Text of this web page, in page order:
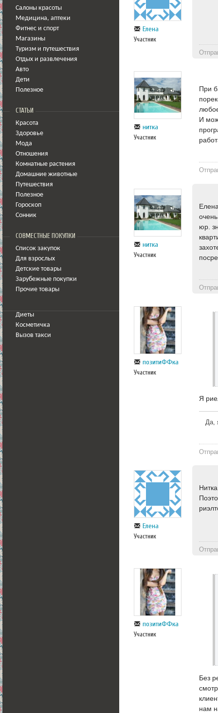
Салоны красоты
Медицина, аптеки
Фитнес и спорт
Магазины
Туризм и путешествия
Отдых и развлечения
Авто
Дети
Полезное
СТАТЬИ
Красота
Здоровье
Мода
Отношения
Комнатные растения
Домашние животные
Путешествия
Полезное
Гороскоп
Сонник
СОВМЕСТНЫЕ ПОКУПКИ
Список закупок
Для взрослых
Детские товары
Зарубежные покупки
Прочие товары
Диеты
Косметичка
Вызов такси
Елена
Участник
нитка
Участник
При
И
нитка
Участник
юр.
позитиФФка
Участник
Я
Да,
Елена
Участник
позитиФФка
Участник
Без
нам